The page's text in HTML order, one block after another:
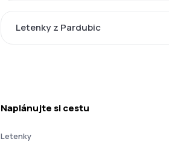
Letenky z Pardubic
Naplánujte si cestu
Letenky